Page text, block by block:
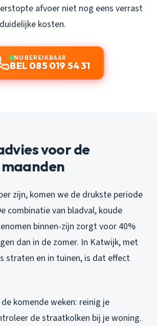
afvoer niet nog eens verrast
kosten.
NU BEREIKBAAR
BEL 085 019 54 31
voor de
zijn, komen we de drukste periode
combinatie van bladval, koude
binnen-zijn zorgt voor 40%
dan in de zomer. In Katwijk, met
straten en in tuinen, is dat effect
komende weken: reinig je
de straatkolken bij je woning.